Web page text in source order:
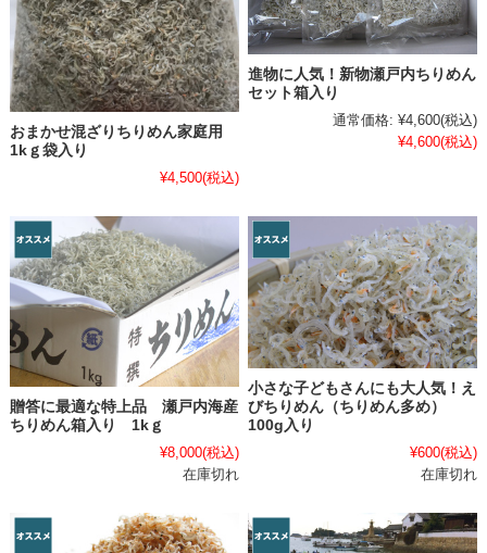
おまかせ混ざりちりめん家庭用
1kｇ袋入り
¥4,500(税込)
進物に人気！新物瀬戸内ちりめん
セット箱入り
通常価格: ¥4,600(税込)
¥4,600(税込)
贈答に最適な特上品 瀬戸内海産
ちりめん箱入り 1kｇ
¥8,000(税込)
在庫切れ
小さな子どもさんにも大人気！え
びちりめん（ちりめん多め）
100g入り
¥600(税込)
在庫切れ